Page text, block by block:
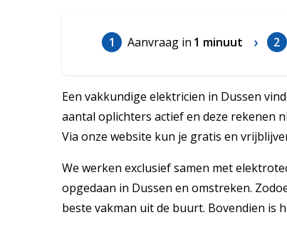
1 Aanvraag in 1 minuut 2
Een vakkundige elektricien in Dussen
aantal oplichters actief en deze rekenen
Via onze website kun je gratis en
We werken exclusief samen met
opgedaan in Dussen en omstreken.
beste vakman uit de buurt. Bovendien is